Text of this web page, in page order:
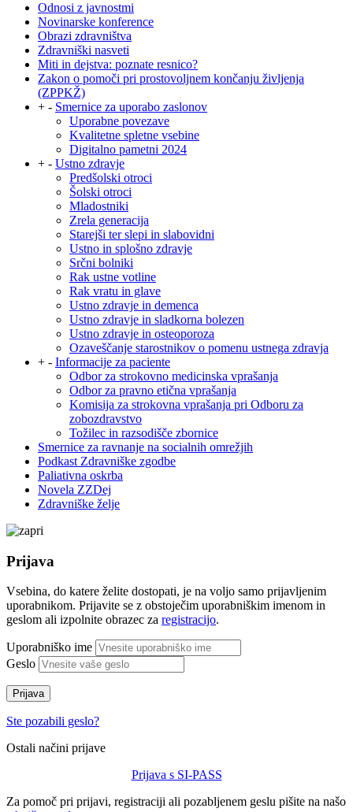
Odnosi z javnostmi
Novinarske konference
Obrazi zdravništva
Zdravniški nasveti
Miti in dejstva: poznate resnico?
Zakon o pomoči pri prostovoljnem končanju življenja
(ZPPKŽ)
+ - Smernice za uporabo zaslonov
Uporabne povezave
Kvalitetne spletne vsebine
Digitalno pametni 2024
+ - Ustno zdravje
Predšolski otroci
Šolski otroci
Mladostniki
Zrela generacija
Starejši ter slepi in slabovidni
Ustno in splošno zdravje
Srčni bolniki
Rak ustne votline
Rak vratu in glave
Ustno zdravje in demenca
Ustno zdravje in sladkorna bolezen
Ustno zdravje in osteoporoza
Ozaveščanje starostnikov o pomenu ustnega zdravja
+ - Informacije za paciente
Odbor za strokovno medicinska vprašanja
Odbor za pravno etična vprašanja
Komisija za strokovna vprašanja pri Odboru za
zobozdravstvo
Tožilec in razsodišče zbornice
Smernice za ravnanje na socialnih omrežjih
Podkast Zdravniške zgodbe
Paliativna oskrba
Novela ZZDej
Zdravniške želje
Prijava
Vsebina, do katere želite dostopati, je na voljo samo prijavljenim
uporabnikom. Prijavite se z obstoječim uporabniškim imenom in
geslom ali izpolnite obrazec za registracijo.
Uporabniško ime
Geslo
Prijava
Ste pozabili geslo?
Ostali načini prijave
Prijava s SI-PASS
Za pomoč pri prijavi, registraciji ali pozabljenem geslu pišite na našo